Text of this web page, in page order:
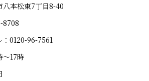
八本松東7丁目8-40
8708
0120-96-7561
～17時